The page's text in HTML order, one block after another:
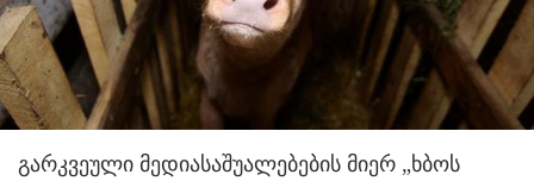
გარკვეული მედიასაშუალებების მიერ „ხბოს